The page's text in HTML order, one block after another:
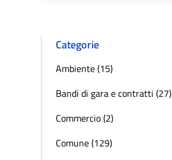
Categorie
Ambiente (15)
Bandi di gara e contratti (27)
Commercio (2)
Comune (129)